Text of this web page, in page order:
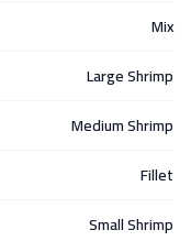
Mix
Large Shrimp
Medium Shrimp
Fillet
Small Shrimp